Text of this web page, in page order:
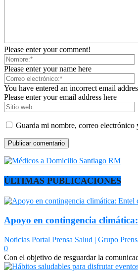
Please enter your comment!
Please enter your name here
You have entered an incorrect email
Please enter your email address here
Guarda mi nombre, correo electrónico
ÚLTIMAS PUBLICACIONES
Apoyo en contingencia
Noticias Portal Prensa Salud | Grupo
0
Con el objetivo de resguardar la